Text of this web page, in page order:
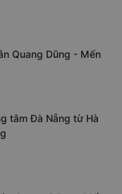
Quang Dũng - Mến
tâm Đà Nẵng từ Hà